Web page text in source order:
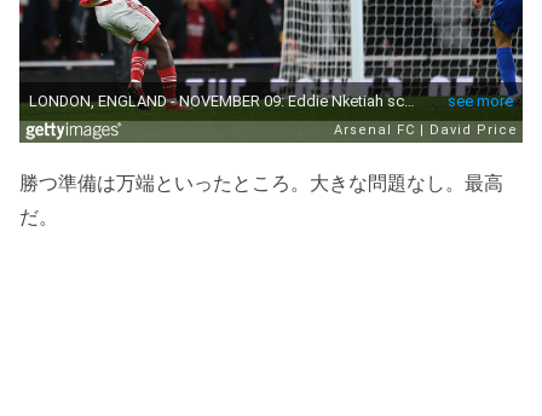
勝つ準備は万端といったところ。大きな問題なし。最高
だ。